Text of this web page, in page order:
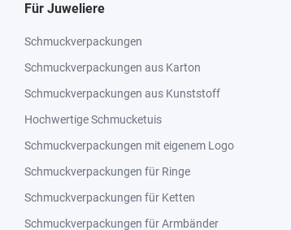
Für Juweliere
Schmuckverpackungen
Schmuckverpackungen aus Karton
Schmuckverpackungen aus Kunststoff
Hochwertige Schmucketuis
Schmuckverpackungen mit eigenem Logo
Schmuckverpackungen für Ringe
Schmuckverpackungen für Ketten
Schmuckverpackungen für Armbänder